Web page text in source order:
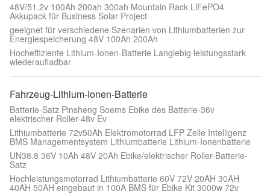
48V/51.2v 100Ah 200ah 300ah Mountain Rack LiFePO4
Akkupack für Business Solar Project
geeignet für verschiedene Szenarien von Lithiumbatterien zur
Energiespeicherung 48V 100Ah 200Ah
Hocheffiziente Lithium-Ionen-Batterie Langlebig leistungsstark
wiederaufladbar
Fahrzeug-Lithium-Ionen-Batterie
Batterie-Satz Pinsheng Soems Ebike des Batterie-36v
elektrischer Roller-48v Ev
Lithiumbatterie 72v50Ah Elektromotorrad LFP Zelle Intelligenz
BMS Managementsystem Lithiumbatterie Lithium-Ionenbatterie
UN38.8 36V 10Ah 48V 20Ah Ebike/elektrischer Roller-Batterie-
Satz
Hochleistungsmotorrad Lithiumbatterie 60V 72V 20AH 30AH
40AH 50AH eingebaut in 100A BMS für Ebike Kit 3000w 72v